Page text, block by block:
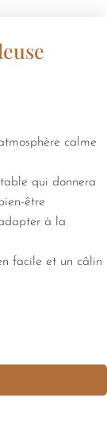
calme
qui donnera
être
à la
facile et un câlin